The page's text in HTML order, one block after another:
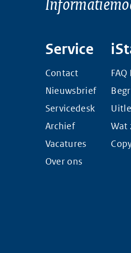
Service
Contact
Nieuwsbrief
Servicedesk
Archief
Vacatures
Over ons
Wat